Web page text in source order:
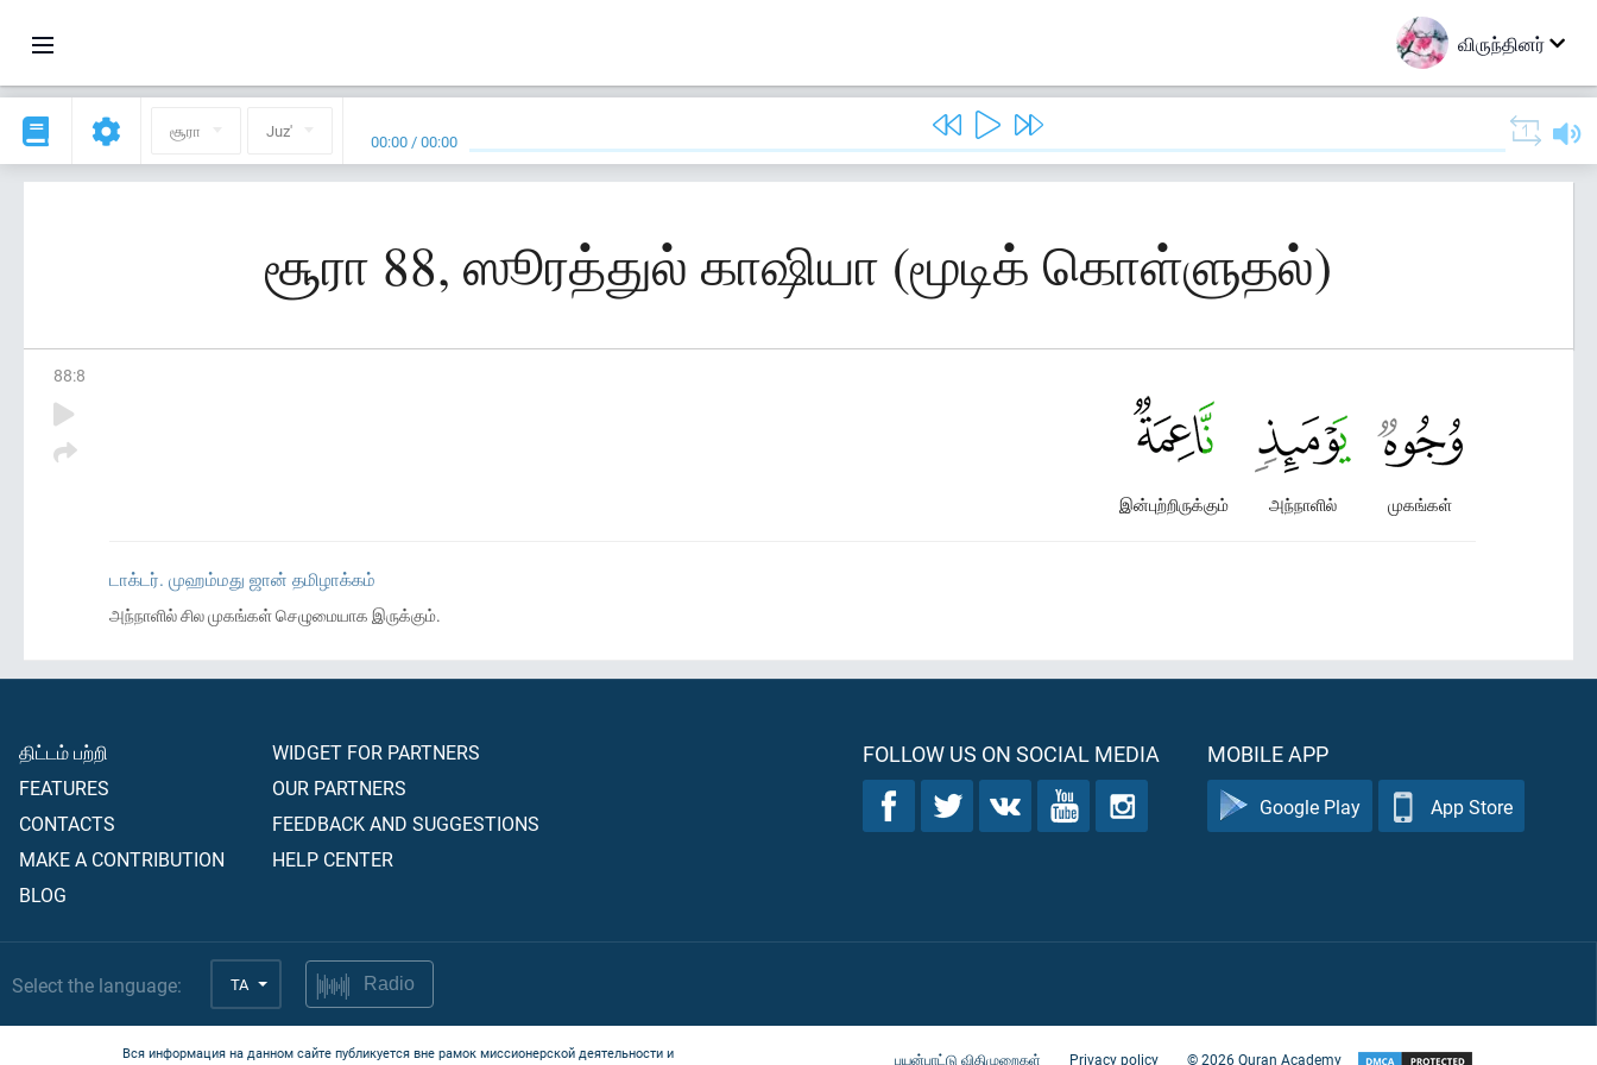
விருந்தினர்
சூரா Juz' 00:00 /00:00
சூரா 88, ஸூரத்துல் காஷியா (மூடிக் கொள்ளுதல்)
88:8
முகங்கள்
அந்நாளில்
இன்புற்றிருக்கும்
டாக்டர். முஹம்மது ஜான் தமிழாக்கம்
அந்நாளில் சில முகங்கள் செழுமையாக இருக்கும்.
திட்டம் பற்றி
FEATURES
CONTACTS
MAKE A CONTRIBUTION
BLOG
WIDGET FOR PARTNERS
OUR PARTNERS
FEEDBACK AND SUGGESTIONS
HELP CENTER
FOLLOW US ON SOCIAL MEDIA MOBILE APP
Google Play App Store
Select the language: TA Radio
Вся информация на данном сайте публикуется вне рамок миссионерской деятельности и
பயன்பாட்டு விதிமுறைகள் Privacy policy ©2026Quran Academy